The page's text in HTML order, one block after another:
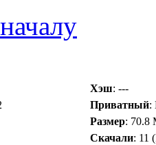
Хэш: ---
Приватный:
Размер: 70.8
Скачали: 11